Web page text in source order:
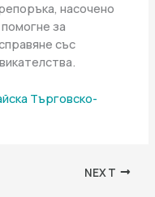
насочено
за
със
Търговско-
NEXT